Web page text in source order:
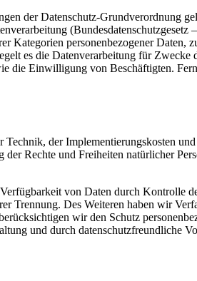
der Datenschutz-Grundverordnung
Kategorien personenbezogener
es die Datenverarbeitung für
Einwilligung von Beschäftigten.
der Implementierungskosten
Rechte und Freiheiten natürlicher
von Daten durch Kontrolle
Trennung. Des Weiteren haben wir
wir den Schutz
und durch datenschutzfreundliche